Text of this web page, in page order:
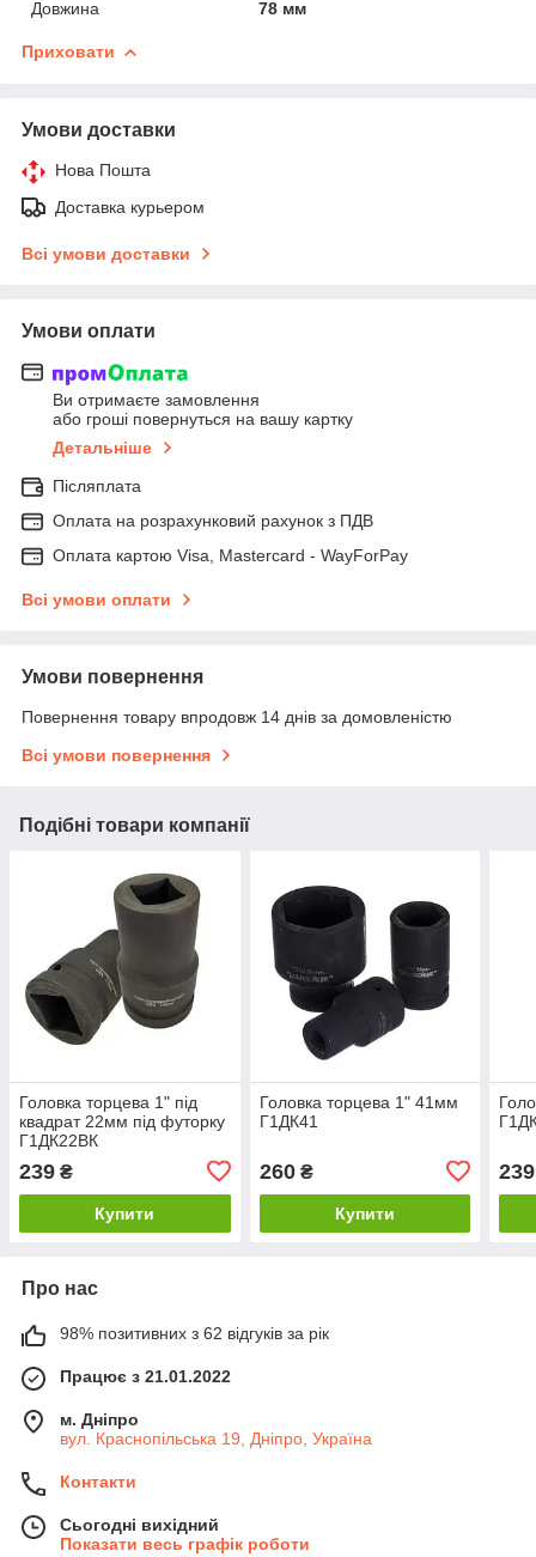
Довжина
78 мм
Приховати
Умови доставки
Нова Пошта
Доставка курьером
Всі умови доставки
Умови оплати
Ви отримаєте замовлення
або гроші повернуться на вашу картку
Детальніше
Післяплата
Оплата на розрахунковий рахунок з ПДВ
Оплата картою Visa, Mastercard - WayForPay
Всі умови оплати
Умови повернення
Повернення товару впродовж 14 днів за домовленістю
Всі умови повернення
Подібні товари компанії
Головка торцева 1" під
квадрат 22мм під футорку
Г1ДК22ВК
239 ₴
Купити
Головка торцева 1" 41мм
Г1ДК41
260₴
Купити
239
Про нас
98% позитивних з 62 відгуків за рік
Працює з 21.01.2022
м. Дніпро
вул. Краснопільська 19, Дніпро, Україна
Контакти
Сьогодні вихідний
Показати весь графік роботи